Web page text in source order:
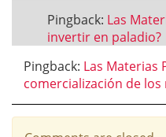
Pingback: Las
invertir en paladio?
Pingback: Las Materias
comercialización de